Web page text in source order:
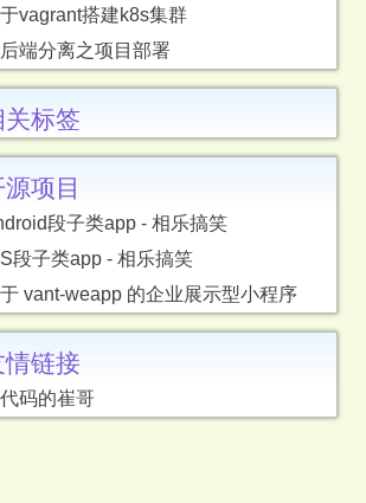
vagrant搭建k8s集群
端分离之项目部署
关标签
项目
段子类app - 相乐搞笑
段子类app - 相乐搞笑
vant-weapp 的企业展示型小程序
情链接
码的崔哥